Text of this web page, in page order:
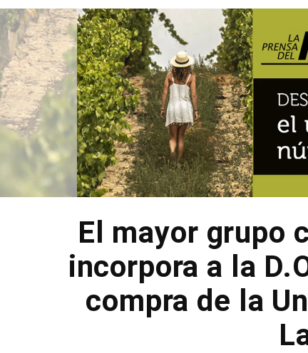
El mayor grupo
incorpora a la
compra de la